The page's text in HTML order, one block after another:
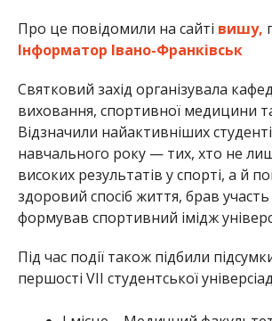
Про це повідомили на сайті вишу,
Інформатор Івано-Франківськ
Святковий захід організувала
виховання, спортивної медицини
Відзначили найактивніших
навчального року — тих, хто не
високих результатів у спорті, а й
здоровий спосіб життя, брав
формував спортивний імідж
Під час події також підбили
першості VII студентської